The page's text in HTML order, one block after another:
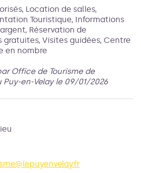
Location de salles,
Touristique, Informations
Réservation de
gratuites, Visites guidées, Centre
en nombre
Office de Tourisme de
en-Velay le 09/01/2026